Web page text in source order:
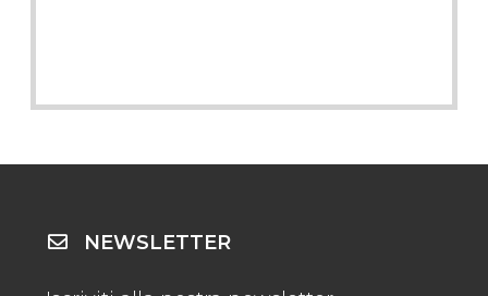
NEWSLETTER